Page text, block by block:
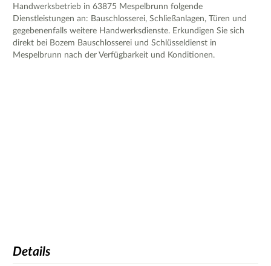
Handwerksbetrieb in 63875 Mespelbrunn folgende
Dienstleistungen an: Bauschlosserei, Schließanlagen, Türen und
gegebenenfalls weitere Handwerksdienste. Erkundigen Sie sich
direkt bei Bozem Bauschlosserei und Schlüsseldienst in
Mespelbrunn nach der Verfügbarkeit und Konditionen.
Details